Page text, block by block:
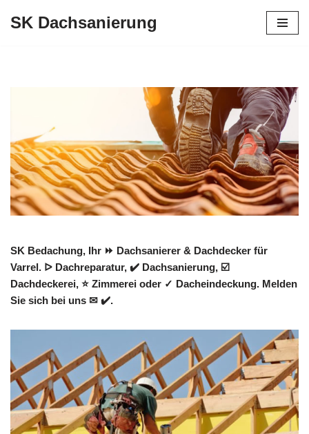
SK Dachsanierung
SK Bedachung, Ihr ⏩ Dachsanierer & Dachdecker für
Varrel. ᐅ Dachreparatur, ✔️ Dachsanierung, ☑️
Dachdeckerei, ⭐ Zimmerei oder ✓ Dacheindeckung. Melden
Sie sich bei uns ✉ ✔️.